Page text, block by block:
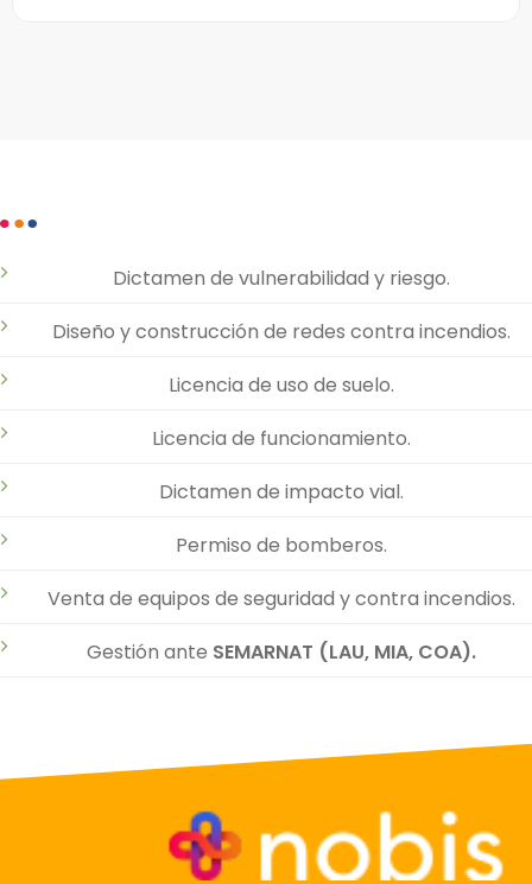
Dictamen de vulnerabilidad y riesgo.
Diseño y construcción de redes contra incendios.
Licencia de uso de suelo.
Licencia de funcionamiento.
Dictamen de impacto vial.
Permiso de bomberos.
Venta de equipos de seguridad y contra incendios.
Gestión ante SEMARNAT (LAU, MIA, COA).